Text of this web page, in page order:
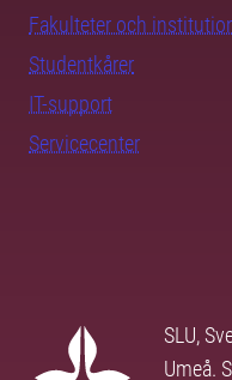
Fakulteter och
Studentkårer
IT-support
Servicecenter
SLU,
Umeå.